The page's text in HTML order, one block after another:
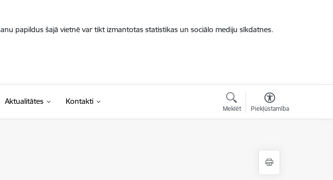
papildus šajā vietnē var tikt izmantotas statistikas un sociālo mediju sīkdatnes.
Aktualitātes Kontakti
Meklēt Piekļūstamība